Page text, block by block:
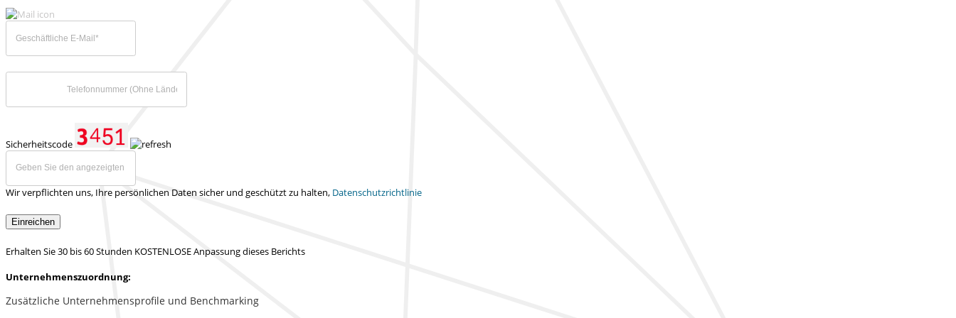
Sicherheitscode
Wir verpflichten uns, Ihre persönlichen Daten sicher und geschützt zu halten, Datenschutzrichtlinie
Einreichen
Erhalten Sie 30 bis 60 Stunden KOSTENLOSE Anpassung dieses Berichts
Unternehmenszuordnung:
Zusätzliche Unternehmensprofile und Benchmarking